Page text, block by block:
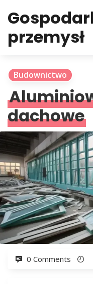
przemysł
Budownictwo
dachowe
0 Comments